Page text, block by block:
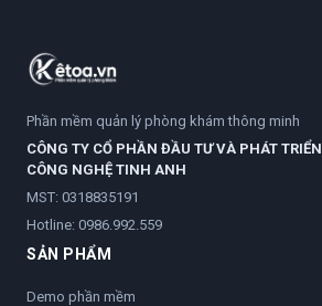
Phần mềm quản lý phòng khám thông minh
CÔNG TY CỔ PHẦN ĐẦU TƯ VÀ PHÁT TRIỂN
CÔNG NGHỆ TINH ANH
MST: 0318835191
Hotline: 0986.992.559
SẢN PHẨM
Demo phần mềm